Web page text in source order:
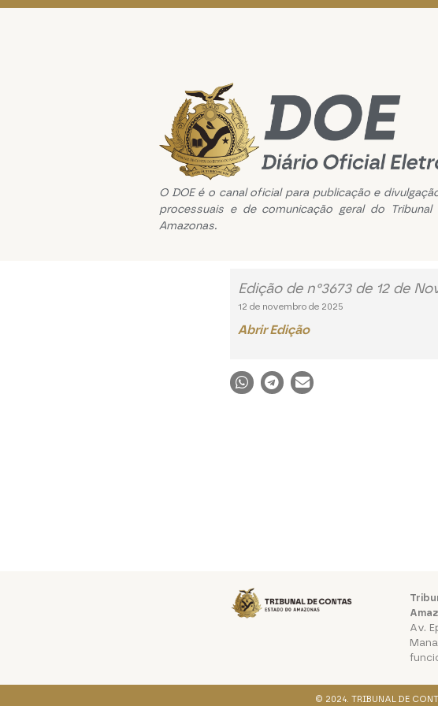
O DOE é o canal oficial para publicação e
processuais e de comunicação geral do
Amazonas.
Edição de n°3673 de 12 de
12 de novembro de 2025
Abrir Edição
Av.
© 2024. TRIBUNAL DE